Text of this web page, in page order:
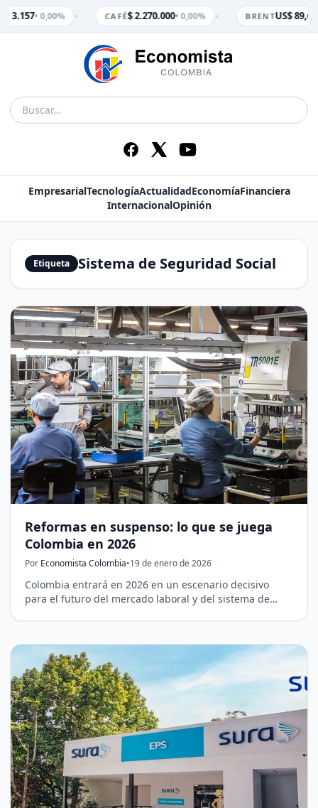
$ 3.157• 0,00% • CAFÉ$ 2.270.000• 0,00% • BRENTUS$ 89,65
EmpresarialTecnologíaActualidadEconomíaFinanciera
InternacionalOpinión
Etiqueta Sistema de Seguridad Social
Reformas en suspenso: lo que se juega
Colombia en 2026
Por Economista Colombia•19 de enero de 2026
Colombia entrará en 2026 en un escenario decisivo
para el futuro del mercado laboral y del sistema de…